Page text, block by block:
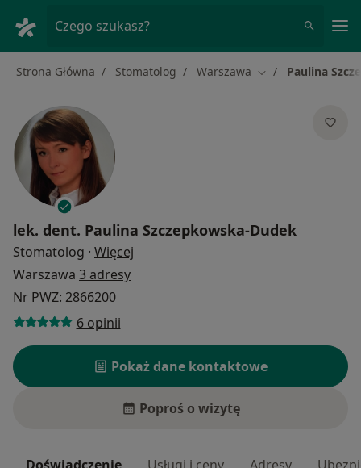
Czego szukasz?
Strona Główna Stomatolog Warszawa Zmień miasto
Paulina
lek. dent. Paulina Szczepkowska-Dudek
Stomatolog · Więcej
Warszawa 3 adresy
Nr PWZ: 2866200
6 opinii
Pokaż dane kontaktowe
Poproś o wizytę